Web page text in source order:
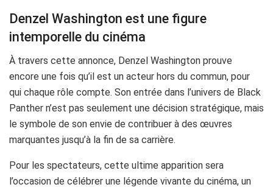
Denzel Washington est une figure
intemporelle du cinéma
À travers cette annonce, Denzel Washington prouve
encore une fois qu’il est un acteur hors du commun, pour
qui chaque rôle compte. Son entrée dans l’univers de Black
Panther n’est pas seulement une décision stratégique, mais
le symbole de son envie de contribuer à des œuvres
marquantes jusqu’à la fin de sa carrière.
Pour les spectateurs, cette ultime apparition sera
l’occasion de célébrer une légende vivante du cinéma, un